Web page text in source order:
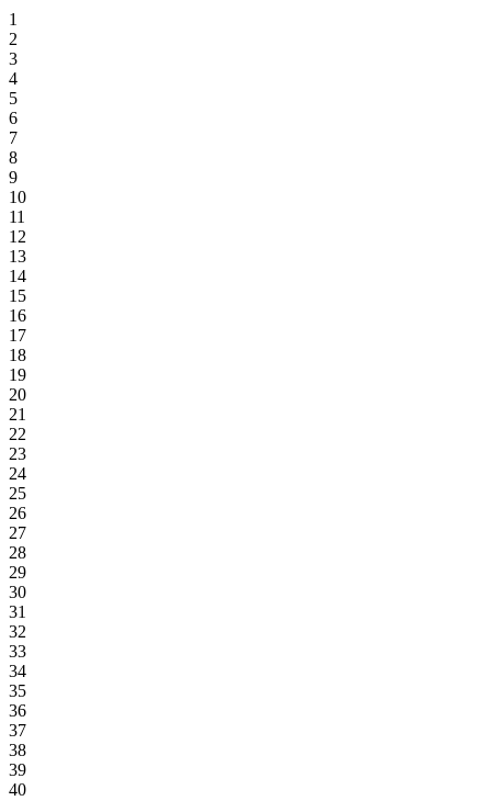
1
2
3
4
5
6
7
8
9
10
11
12
13
14
15
16
17
18
19
20
21
22
23
24
25
26
27
28
29
30
31
32
33
34
35
36
37
38
39
40